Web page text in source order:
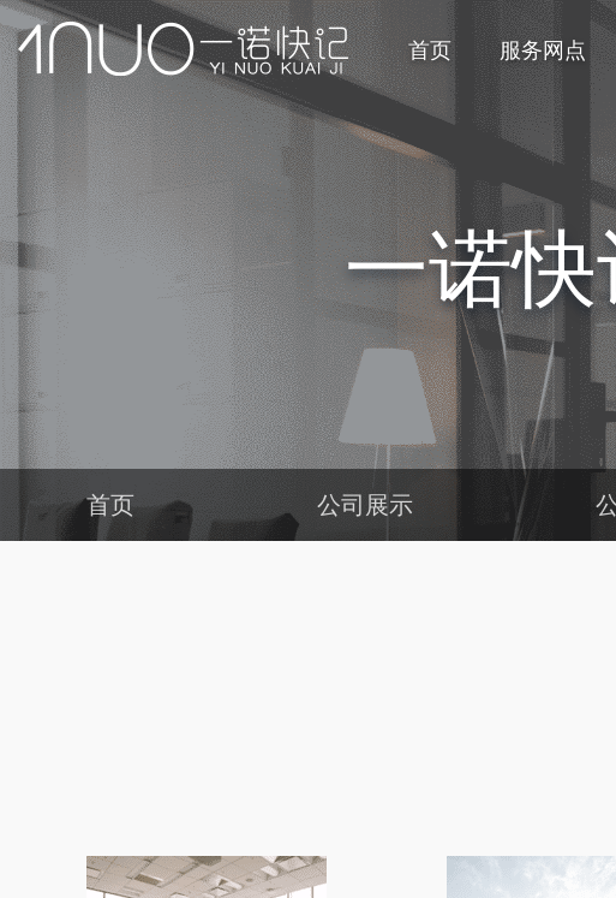
首页 服务网点
一诺
首页 公司展示